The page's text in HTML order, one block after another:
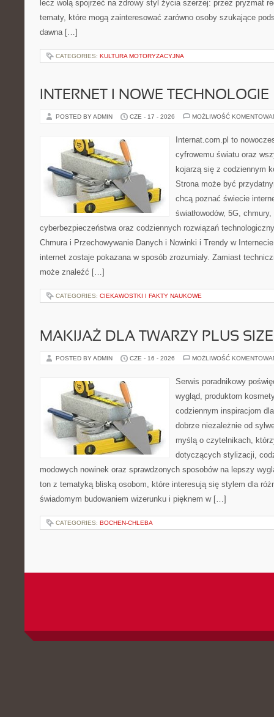
lecz wolą spojrzeć na zdrowy styl życia szerzej: przez pryzmat
tematy, które mogą zainteresować zarówno osoby szukające
dawna […]
CATEGORIES: KULTURA MOTORYZACYJNA
INTERNET I NOWE TECHNOLOGIE
POSTED BY ADMIN CZE - 17 - 2026 MOŻLIWOŚĆ
Internat.com.pl to
cyfrowemu światu oraz
kojarzą się z codziennym
Strona może być
chcą poznać świecie
światłowodów, 5G,
cyberbezpieczeństwa oraz codziennych rozwiązań
Chmura i Przechowywanie Danych i Nowinki i Trendy w
internet zostaje pokazana w sposób zrozumiały. Zamiast
może znaleźć […]
CATEGORIES: CIEKAWOSTKI I FAKTY NAUKOWE
MAKIJAŻ DLA TWARZY PLUS SIZE
POSTED BY ADMIN CZE - 16 - 2026 MOŻLIWOŚĆ
Serwis poradnikowy
wygląd, produktom
codziennym inspiracjom
dobrze niezależnie od
myślą o czytelnikach,
dotyczących stylizacji,
modowych nowinek oraz sprawdzonych sposobów na lepszy
ton z tematyką bliską osobom, które interesują się stylem dla
świadomym budowaniem wizerunku i pięknem w […]
CATEGORIES: BOCHEN-CHLEBA